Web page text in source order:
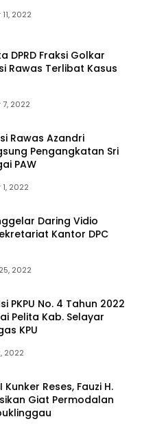
2022
DPRD Fraksi Golkar
Rawas Terlibat Kasus
7, 2022
Rawas Azandri
Pengangkatan Sri
PAW
2022
Daring Vidio
Kantor DPC
2022
PKPU No. 4 Tahun 2022
Pelita Kab. Selayar
KPU
2022
Kunker Reses, Fauzi H.
Giat Permodalan